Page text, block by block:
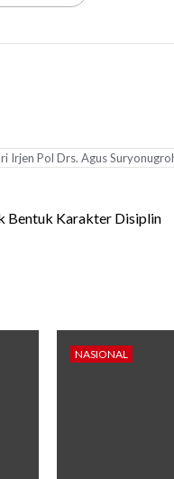
Irjen Pol Drs. Agus
Bentuk Karakter Disiplin
NASIONAL